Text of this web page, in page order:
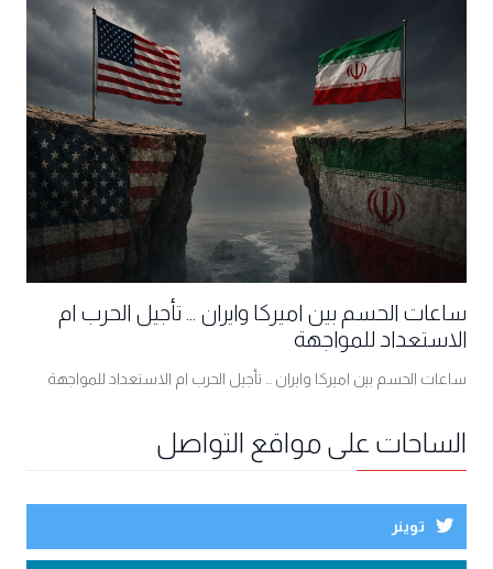
ساعات الحسم بين اميركا وايران ... تأجيل الحرب ام
الاستعداد للمواجهة
ساعات الحسم بين اميركا وايران ... تأجيل الحرب ام الاستعداد للمواجهة
الساحات على مواقع التواصل
توينر